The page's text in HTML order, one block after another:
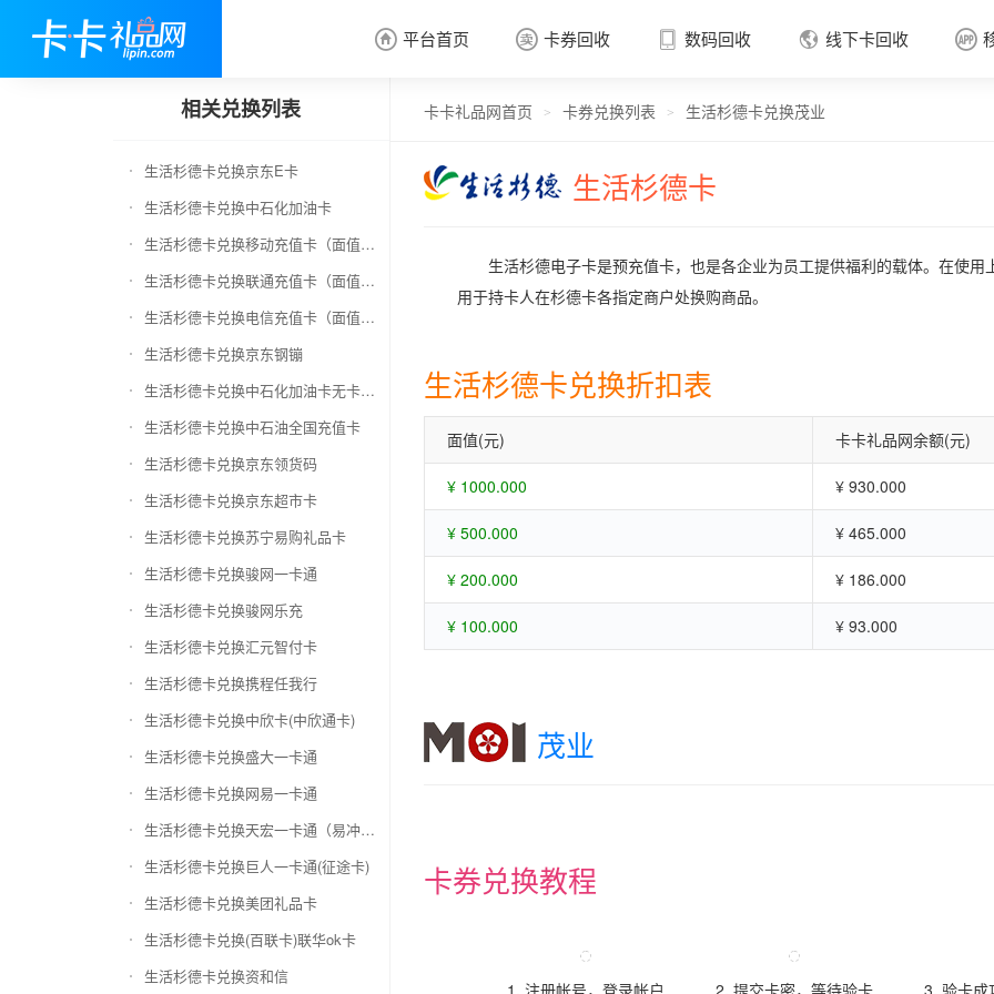
 平台首页  卡券回收
 卡券回收
 数码回收  线下卡回收 
相关兑换列表
生活杉德卡兑换京东E卡
生活杉德卡兑换中石化加油卡
生活杉德卡兑换移动充值卡（面值千万别选错）
生活杉德卡兑换联通充值卡（面值千万别选错）
生活杉德卡兑换电信充值卡（面值千万别选错）
生活杉德卡兑换京东钢镚
生活杉德卡兑换中石化加油卡无卡号（面值千万别选错）
生活杉德卡兑换中石油全国充值卡
生活杉德卡兑换京东领货码
生活杉德卡兑换京东超市卡
生活杉德卡兑换苏宁易购礼品卡
生活杉德卡兑换骏网一卡通
生活杉德卡兑换骏网乐充
生活杉德卡兑换汇元智付卡
生活杉德卡兑换携程任我行
生活杉德卡兑换中欣卡(中欣通卡)
生活杉德卡兑换盛大一卡通
生活杉德卡兑换网易一卡通
生活杉德卡兑换天宏一卡通（易冲天宏卡）
生活杉德卡兑换巨人一卡通(征途卡)
生活杉德卡兑换美团礼品卡
生活杉德卡兑换(百联卡)联华ok卡
生活杉德卡兑换资和信
卡卡礼品网首页 > 卡券兑换列表 > 生活杉德卡兑换茂业
生活杉德卡
生活杉德电子卡是预充值卡，也是各企业为员工提供福利的载体。在使用
用于持卡人在杉德卡各指定商户处换购商品。
生活杉德卡兑换折扣表
面值(元) 卡卡礼品网余额(元)
¥ 1000.000 ¥ 930.000
¥ 500.000 ¥ 465.000
¥ 200.000 ¥ 186.000
¥ 100.000 ¥ 93.000
茂业
卡券兑换教程
1. 注册帐号，登录帐户 2. 提交卡密，等待验卡 3. 验卡成